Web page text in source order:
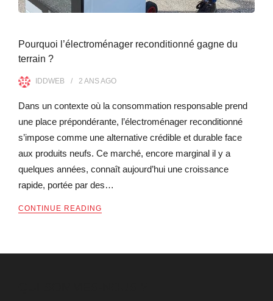
Pourquoi l’électroménager reconditionné gagne du
terrain ?
IDDWEB 2 ANSAGO
Dans un contexte où la consommation responsable prend
une place prépondérante, l’électroménager reconditionné
s’impose comme une alternative crédible et durable face
aux produits neufs. Ce marché, encore marginal il y a
quelques années, connaît aujourd’hui une croissance
rapide, portée par des…
CONTINUE READING